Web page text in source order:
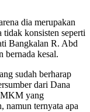
dia merupakan
tidak konsisten seperti
Bangkalan R. Abd
bernada kesal.
sudah berharap
dari Dana
yang
namun ternyata apa